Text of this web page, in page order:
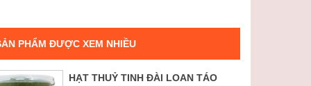
PHẨM ĐƯỢC XEM NHIỀU
HẠT THUỶ TINH ĐÀI LOAN TÁO